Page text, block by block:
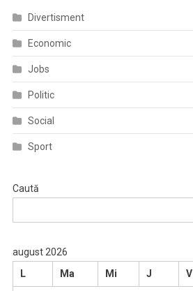
Divertisment
Economic
Jobs
Politic
Social
Sport
Caută
august 2026
L
Ma Mi J V